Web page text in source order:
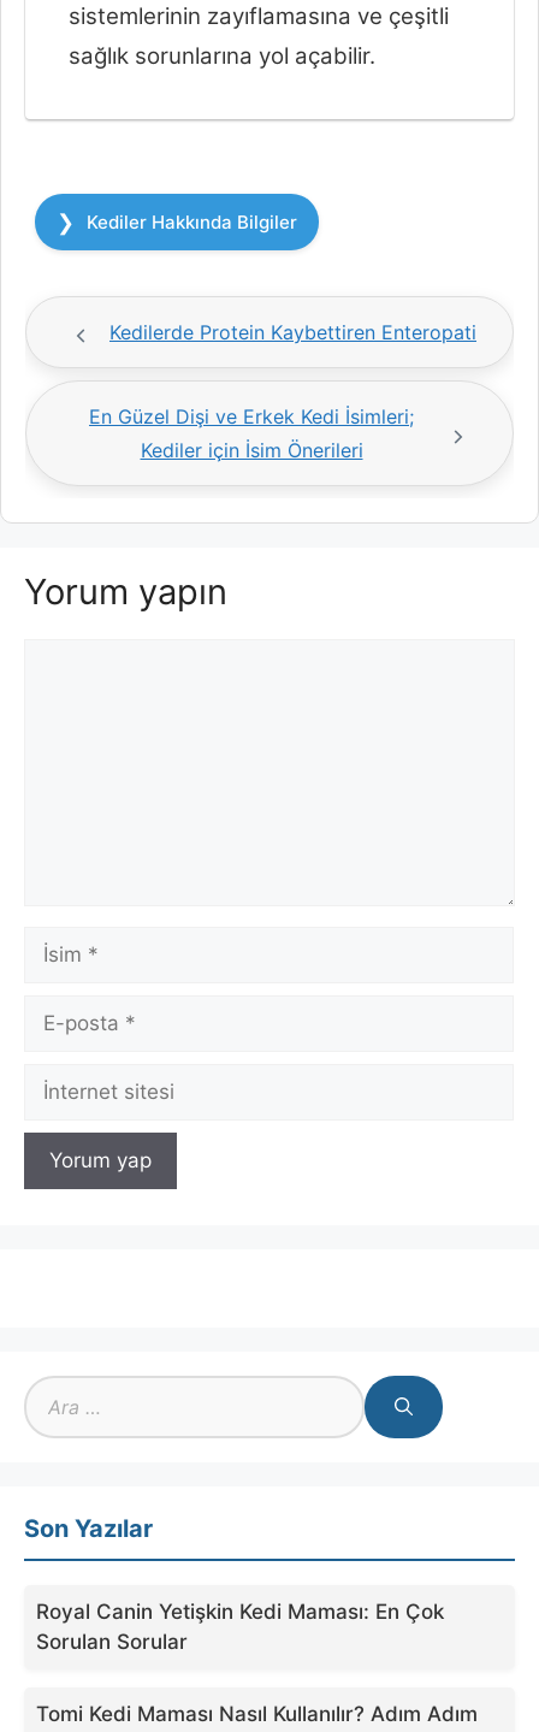
sistemlerinin zayıflamasına ve çeşitli
sağlık sorunlarına yol açabilir.
Kategoriler
Kediler Hakkında Bilgiler
Kedilerde Protein Kaybettiren Enteropati
En Güzel Dişi ve Erkek Kedi İsimleri;
Kediler için İsim Önerileri
Yorum yapın
İsim
posta
İnternet
için
ara
Son Yazılar
Royal Canin Yetişkin Kedi Maması: En Çok
Sorulan Sorular
Tomi Kedi Maması Nasıl Kullanılır? Adım Adım